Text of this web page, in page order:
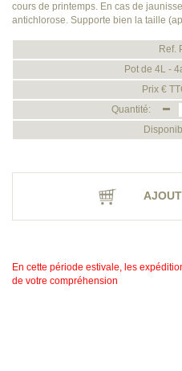
cours de printemps. En cas de
antichlorose. Supporte bien la taille
Ref.
Pot de 4L -
Prix €
Quantité:
En cette période estivale, les
de votre compréhension